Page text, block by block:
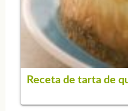
Receta de tarta de